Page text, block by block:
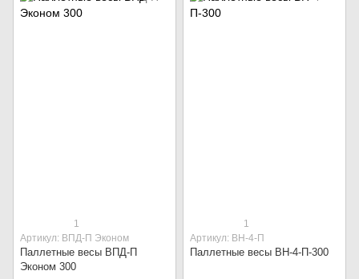
1
Артикул: ВПД-П Эконом
Паллетные весы ВПД-П
Эконом 300
1
Артикул: ВН-4-П
Паллетные весы ВН-4-П-300